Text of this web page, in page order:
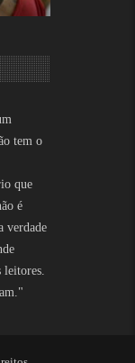
tem o
que
é
verdade
leitores.